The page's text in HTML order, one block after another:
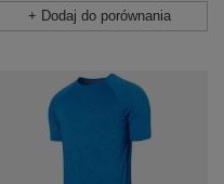
+ Dodaj do porównania